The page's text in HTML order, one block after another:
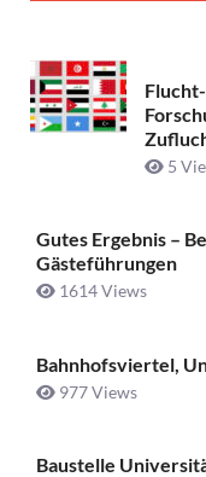
5
Gutes Ergebnis –
Gästeführungen
1614 Views
Bahnhofsviertel,
977 Views
Baustelle